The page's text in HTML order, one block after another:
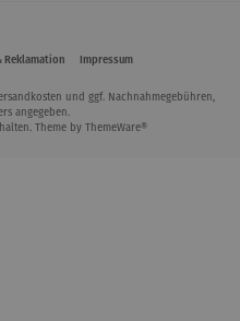
Reklamation Impressum
und ggf. Nachnahmegebühren,
angegeben.
Theme by ThemeWare®